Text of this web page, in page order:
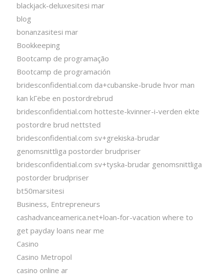
blackjack-deluxesitesi mar
blog
bonanzasitesi mar
Bookkeeping
Bootcamp de programação
Bootcamp de programación
bridesconfidential.com da+cubanske-brude hvor man
kan kГёbe en postordrebrud
bridesconfidential.com hotteste-kvinner-i-verden ekte
postordre brud nettsted
bridesconfidential.com sv+grekiska-brudar
genomsnittliga postorder brudpriser
bridesconfidential.com sv+tyska-brudar genomsnittliga
postorder brudpriser
bt50marsitesi
Business, Entrepreneurs
cashadvanceamerica.net+loan-for-vacation where to
get payday loans near me
Casino
Casino Metropol
casino online ar